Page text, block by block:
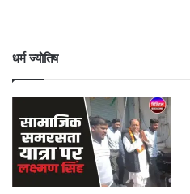
धर्म ज्योतिष